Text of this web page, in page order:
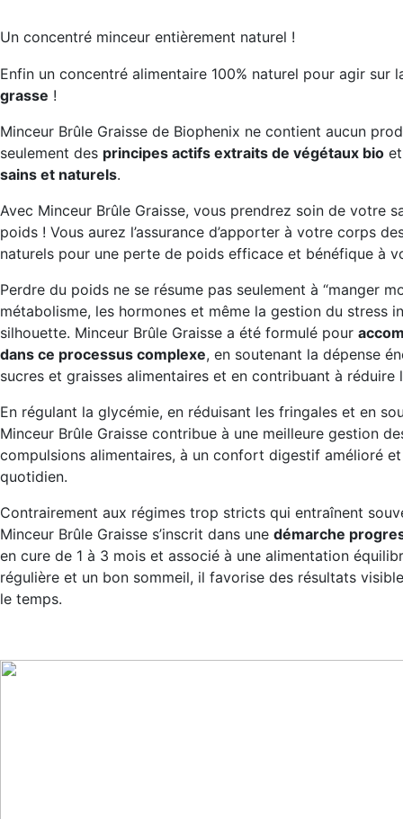
Un concentré minceur entièrement naturel !
Enfin un concentré alimentaire 100% naturel pour agir sur
grasse !
Minceur Brûle Graisse de Biophenix ne contient aucun
seulement des principes actifs extraits de végétaux bio
sains et naturels.
Avec Minceur Brûle Graisse, vous prendrez soin de votre
poids ! Vous aurez l’assurance d’apporter à votre corps
naturels pour une perte de poids efficace et bénéfique à
Perdre du poids ne se résume pas seulement à “manger
métabolisme, les hormones et même la gestion du stress
silhouette. Minceur Brûle Graisse a été formulé pour
dans ce processus complexe, en soutenant la dépense
sucres et graisses alimentaires et en contribuant à réduire
En régulant la glycémie, en réduisant les fringales et en
Minceur Brûle Graisse contribue à une meilleure gestion
compulsions alimentaires, à un confort digestif amélioré et
quotidien.
Contrairement aux régimes trop stricts qui entraînent
Minceur Brûle Graisse s’inscrit dans une démarche
en cure de 1 à 3 mois et associé à une alimentation
régulière et un bon sommeil, il favorise des résultats
le temps.